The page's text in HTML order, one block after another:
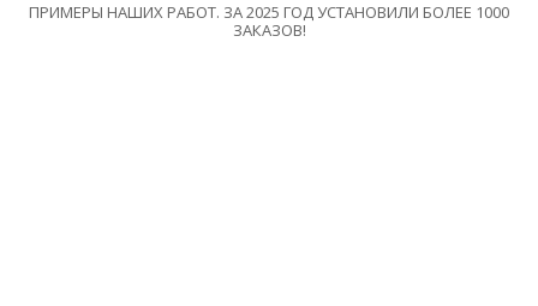
ПРИМЕРЫ НАШИХ РАБОТ. ЗА 2025 ГОД УСТАНОВИЛИ БОЛЕЕ 1000
ЗАКАЗОВ!